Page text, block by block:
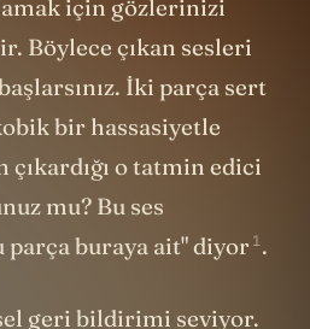
için gözlerinizi
Böylece çıkan sesleri
İki parça sert
bir hassasiyetle
o tatmin edici
mu? Bu ses
parça buraya ait"diyor1.
geri bildirimi seviyor.